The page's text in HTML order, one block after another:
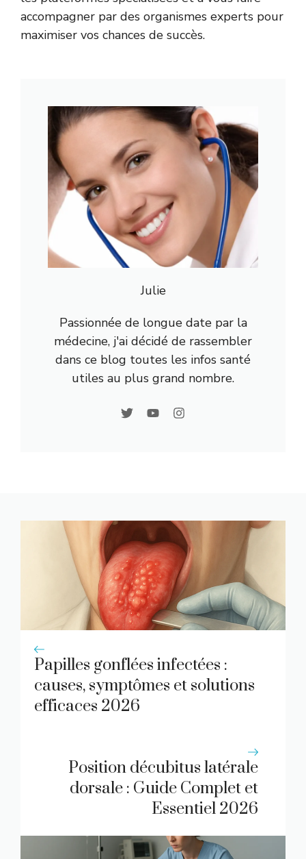
accompagner par des organismes experts pour
maximiser vos chances de succès.
Julie
Passionnée de longue date par la
médecine, j'ai décidé de rassembler
dans ce blog toutes les infos santé
utiles au plus grand nombre.
Papilles gonflées infectées :
causes, symptômes et solutions
efficaces 2026
Position décubitus latérale
dorsale : Guide Complet et
Essentiel 2026